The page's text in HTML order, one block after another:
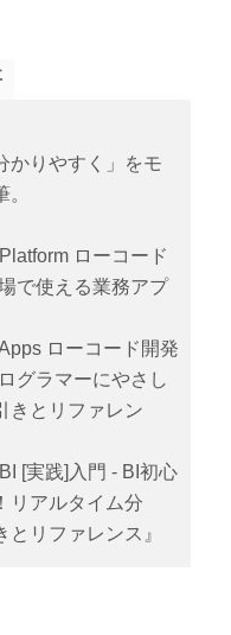
かりやすく」をモ
ローコード
で使える業務アプ
ローコード開発
グラマーにやさし
きとリファレン
[実践]入門 - BI初心
リアルタイム分
リファレンス』